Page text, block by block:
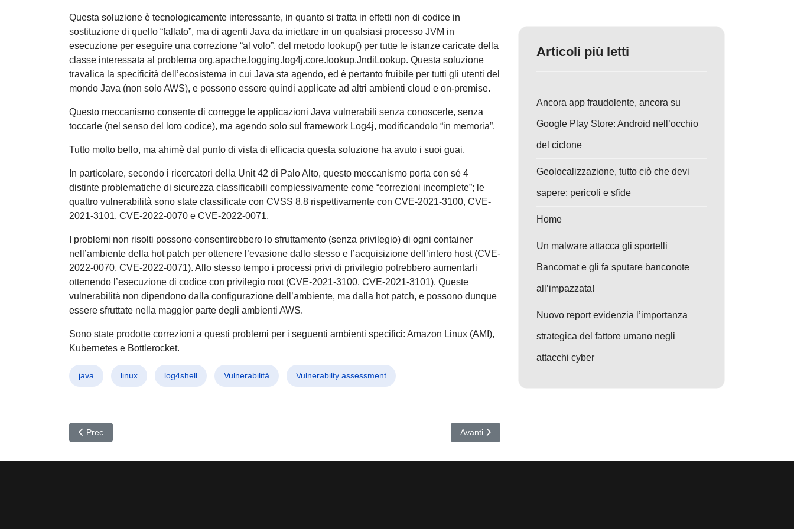
Questa soluzione è tecnologicamente interessante, in quanto si tratta in effetti non di codice in
sostituzione di quello “fallato”, ma di agenti Java da iniettare in un qualsiasi processo JVM in
esecuzione per eseguire una correzione “al volo”, del metodo lookup() per tutte le istanze caricate della
classe interessata al problema org.apache.logging.log4j.core.lookup.JndiLookup. Questa soluzione
travalica la specificità dell’ecosistema in cui Java sta agendo, ed è pertanto fruibile per tutti gli utenti del
mondo Java (non solo AWS), e possono essere quindi applicate ad altri ambienti cloud e on-premise.
Questo meccanismo consente di corregge le applicazioni Java vulnerabili senza conoscerle, senza
toccarle (nel senso del loro codice), ma agendo solo sul framework Log4j, modificandolo “in memoria”.
Tutto molto bello, ma ahimè dal punto di vista di efficacia questa soluzione ha avuto i suoi guai.
In particolare, secondo i ricercatori della Unit 42 di Palo Alto, questo meccanismo porta con sé 4
distinte problematiche di sicurezza classificabili complessivamente come “correzioni incomplete”; le
quattro vulnerabilità sono state classificate con CVSS 8.8 rispettivamente con CVE-2021-3100, CVE-
2021-3101, CVE-2022-0070 e CVE-2022-0071.
I problemi non risolti possono consentirebbero lo sfruttamento (senza privilegio) di ogni container
nell’ambiente della hot patch per ottenere l’evasione dallo stesso e l’acquisizione dell’intero host (CVE-
2022-0070, CVE-2022-0071). Allo stesso tempo i processi privi di privilegio potrebbero aumentarli
ottenendo l’esecuzione di codice con privilegio root (CVE-2021-3100, CVE-2021-3101). Queste
vulnerabilità non dipendono dalla configurazione dell’ambiente, ma dalla hot patch, e possono dunque
essere sfruttate nella maggior parte degli ambienti AWS.
Sono state prodotte correzioni a questi problemi per i seguenti ambienti specifici: Amazon Linux (AMI),
Kubernetes e Bottlerocket.
java linux log4shell Vulnerabilità Vulnerabilty assessment
Articolo precedente: Il pericolo non sono (solo) gli 0-day – parte 1
Prec Articolo successivo: Anche gli strumenti di difesa possono soffrire di vulnerabilità
Avanti
Articoli più letti
Ancora app fraudolente, ancora su
Google Play Store: Android nell’occhio
del ciclone
Geolocalizzazione, tutto ciò che devi
sapere: pericoli e sfide
Home
Un malware attacca gli sportelli
Bancomat e gli fa sputare banconote
all’impazzata!
Nuovo report evidenzia l’importanza
strategica del fattore umano negli
attacchi cyber